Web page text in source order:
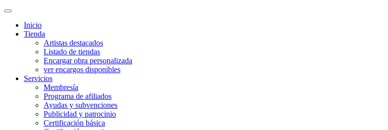
Inicio
Tienda
Artistas destacados
Listado de tiendas
Encargar obra personalizada
ver encargos disponibles
Servicios
Membresía
Programa de afiliados
Ayudas y subvenciones
Publicidad y patrocinio
Certificación básica